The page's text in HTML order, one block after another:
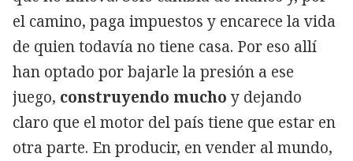
el camino, paga impuestos y encarece la vida
de quien todavía no tiene casa. Por eso allí
han optado por bajarle la presión a ese
juego, construyendo mucho y dejando
claro que el motor del país tiene que estar en
otra parte. En producir, en vender al mundo,